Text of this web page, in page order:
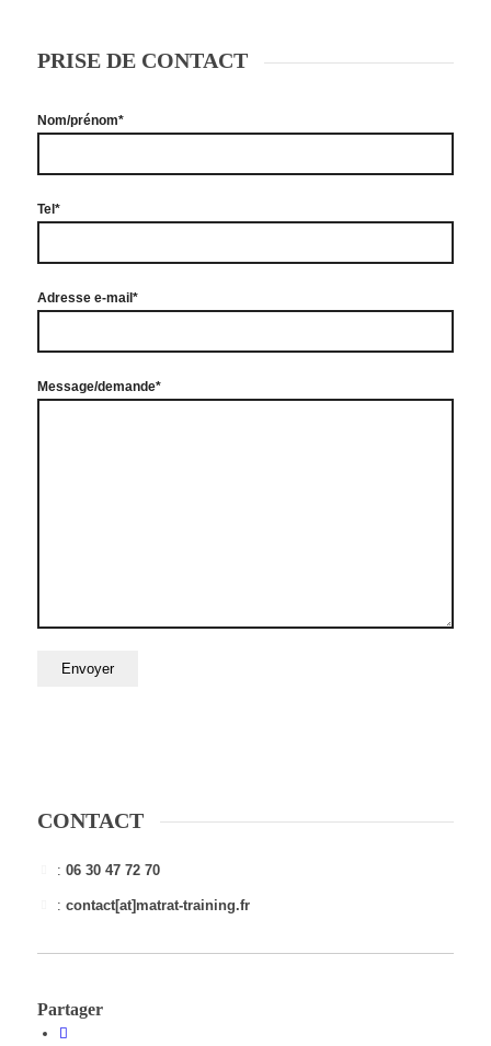
PRISE DE CONTACT
Nom/prénom*
Tel*
Adresse e-mail*
Message/demande*
CONTACT
:06 30 47 72 70
:contact[at]matrat-training.fr
Partager